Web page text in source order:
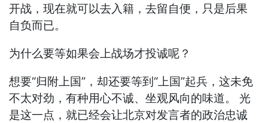
开战，现在就可以去入籍，去留自便，只是后果
自负而已。
为什么要等如果会上战场才投诚呢？
想要“归附上国”，却还要等到“上国”起兵，这未免
不太对劲，有种用心不诚、坐观风向的味道。 光
是这一点，就已经会让北京对发言者的政治忠诚